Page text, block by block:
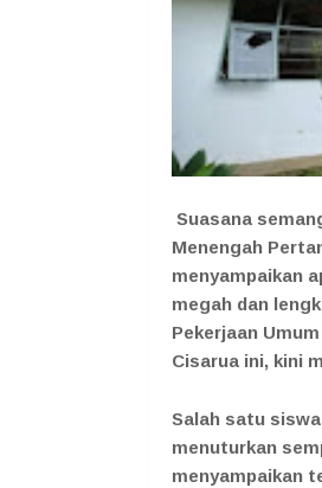
Suasana
Menengah
menyampaikan
megah dan
Pekerjaan
Cisarua ini, kini
Salah satu
menuturkan
menyampaikan